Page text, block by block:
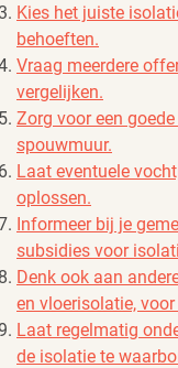
Kies het juiste
behoeften.
Vraag meerdere
vergelijken.
Zorg voor een
spouwmuur.
Laat eventuele
oplossen.
Informeer bij je
subsidies voor
Denk ook aan
en vloerisolatie,
Laat regelmatig
de isolatie te